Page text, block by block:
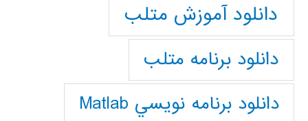
دانلود آموزش متلب
دانلود برنامه متلب
دانلود برنامه نويسي Matlab